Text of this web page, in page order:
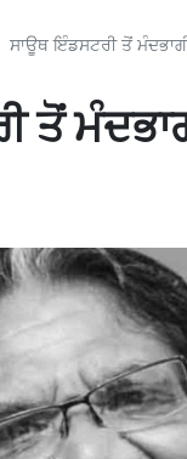
ਸਾਊਥ ਇੰਡਸਟਰੀ ਤੋਂ
ਤੋਂ